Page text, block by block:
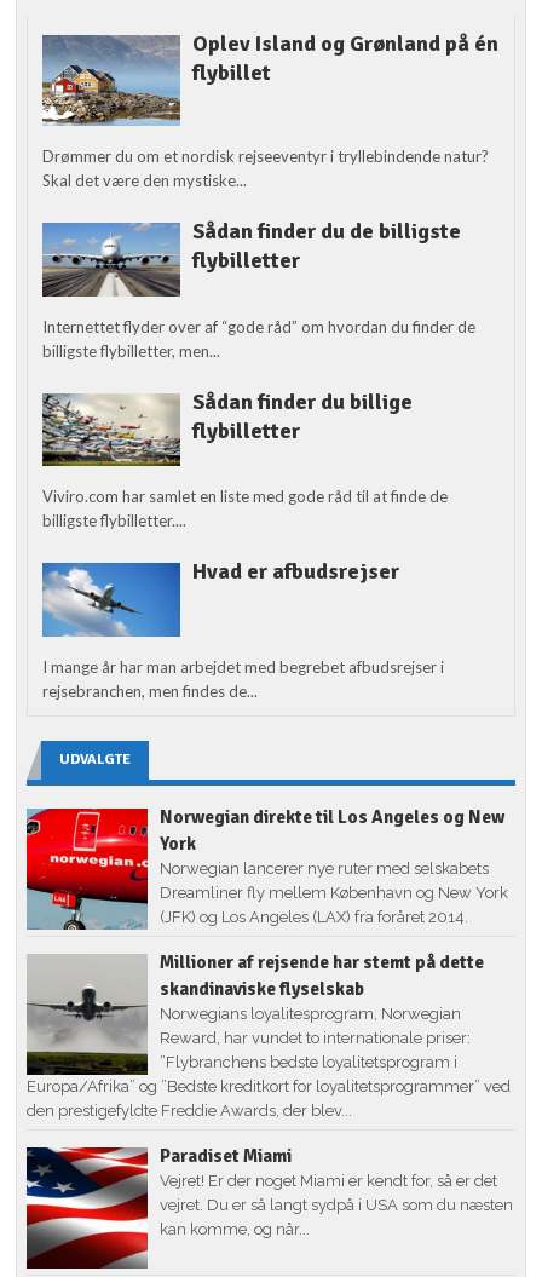
Oplev Island og Grønland på én
flybillet
Drømmer du om et nordisk rejseeventyr i tryllebindende natur?
Skal det være den mystiske...
Sådan finder du de billigste
flybilletter
Internettet flyder over af “gode råd” om hvordan du finder de
billigste flybilletter, men...
Sådan finder du billige
flybilletter
Viviro.com har samlet en liste med gode råd til at finde de
billigste flybilletter....
Hvad er afbudsrejser
I mange år har man arbejdet med begrebet afbudsrejser i
rejsebranchen, men findes de...
UDVALGTE
Norwegian direkte til Los Angeles og New
York
Norwegian lancerer nye ruter med selskabets
Dreamliner fly mellem København og New York
(JFK) og Los Angeles (LAX) fra foråret 2014.
Millioner af rejsende har stemt på dette
skandinaviske flyselskab
Norwegians loyalitesprogram, Norwegian
Reward, har vundet to internationale priser:
”Flybranchens bedste loyalitetsprogram i
Europa/Afrika” og ”Bedste kreditkort for loyalitetsprogrammer” ved
den prestigefyldte Freddie Awards, der blev...
Paradiset Miami
Vejret! Er der noget Miami er kendt for, så er det
vejret. Du er så langt sydpå i USA som du næsten
kan komme, og når...